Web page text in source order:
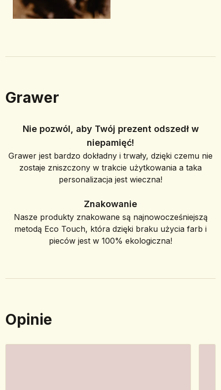
Grawer
Nie pozwól, aby Twój prezent odszedł w
niepamięć!
Grawer jest bardzo dokładny i trwały, dzięki czemu nie
zostaje zniszczony w trakcie użytkowania a taka
personalizacja jest wieczna!
Znakowanie
Nasze produkty znakowane są najnowocześniejszą
metodą Eco Touch, która dzięki braku użycia farb i
pieców jest w 100% ekologiczna!
Opinie